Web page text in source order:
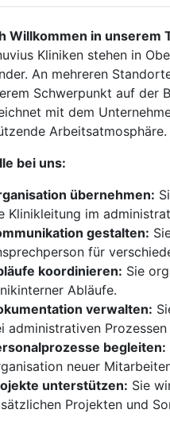
Willkommen in unserem
Kliniken stehen in
An mehreren
Schwerpunkt auf der
mit dem
bei uns:
übernehmen:
Klinikleitung im
gestalten:
für
koordinieren: Sie
Abläufe.
verwalten:
administrativen
begleiten:
neuer
unterstützen: Sie
Projekten und